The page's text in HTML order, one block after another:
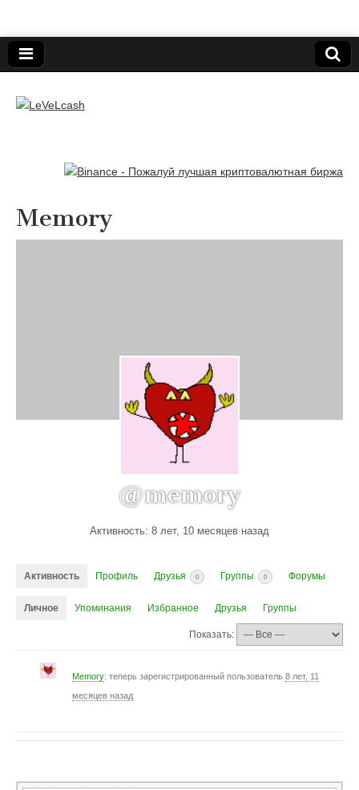
LeVeLcash
Memory
@memory
Активность: 8 лет, 10 месяцев назад
Активность Профиль Друзья 0 Группы 0 Форумы
Личное Упоминания Избранное Друзья Группы
Показать:
Memory: теперь зарегистрированный пользователь 8 лет, 11
месяцев назад